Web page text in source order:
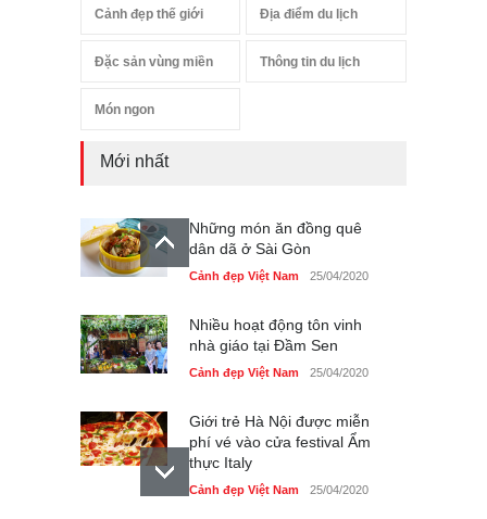
Cảnh đẹp thế giới Địa điểm du lịch
Đặc sản vùng miền Thông tin du lịch
Món ngon
Mới nhất
Những món ăn đồng quê
dân dã ở Sài Gòn
Cảnh đẹp Việt Nam 25/04/2020
Nhiều hoạt động tôn vinh
nhà giáo tại Đầm Sen
Cảnh đẹp Việt Nam 25/04/2020
Giới trẻ Hà Nội được miễn
phí vé vào cửa festival Ẩm
thực Italy
Cảnh đẹp Việt Nam 25/04/2020